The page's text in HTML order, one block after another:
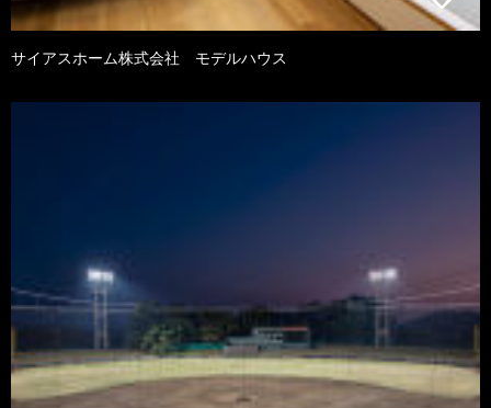
サイアスホーム株式会社 モデルハウス